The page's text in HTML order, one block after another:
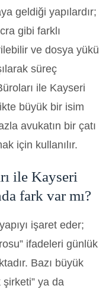
geldiği yapılardır;
gibi farklı
ve dosya yükü
süreç
ile Kayseri
büyük bir isim
avukatın bir çatı
için kullanılır.
ile Kayseri
fark var mı?
işaret eder;
ifadeleri günlük
Bazı büyük
şirketi” ya da